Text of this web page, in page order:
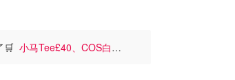
🛒 小马Tee£40、COS白